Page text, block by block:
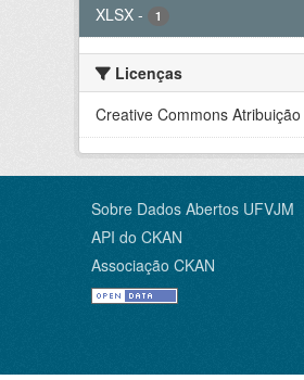
XLSX - 1
Licenças
Creative Commons Atribuição
Sobre Dados Abertos UFVJM
API do CKAN
Associação CKAN